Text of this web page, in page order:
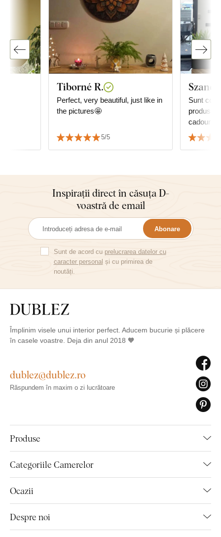
Tiborné R.
Perfect, very beautiful, just like in
the pictures🤩
5/5
Sunt
produs. Îți mulțumesc pentru
Inspirații direct în căsuța D-
voastră de email
Abonare
Sunt de acord cu prelucrarea datelor cu
caracter personal și cu primirea de
noutăți.
Împlinim visele unui interior perfect. Aducem bucurie și plăcere
în casele voastre. Deja din anul 2018 🧡
Produse
Categoriile Camerelor
Ocazii
Despre noi
dublez@dublez.ro
Răspundem în maxim o zi lucrătoare